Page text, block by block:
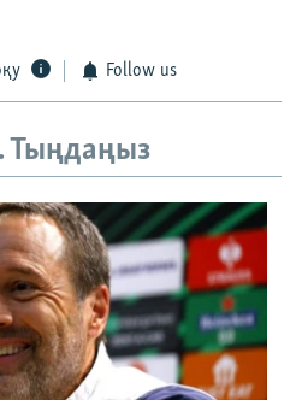
Follow us
Тыңдаңыз